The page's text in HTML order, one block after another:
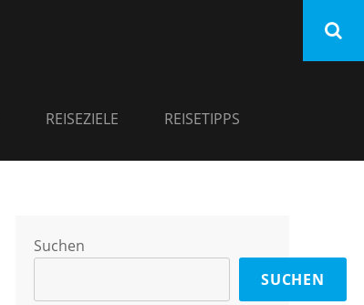
REISEZIELE REISETIPPS
Suchen
SUCHEN